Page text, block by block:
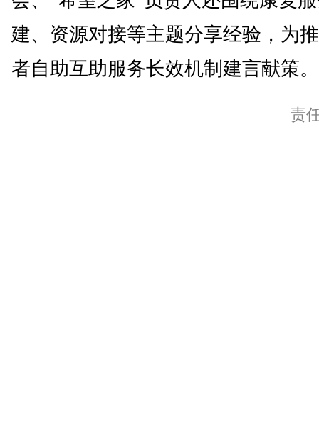
建、资源对接等主题分享经验，为
者自助互助服务长效机制建言献策
责